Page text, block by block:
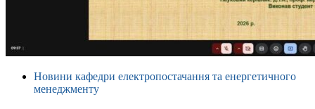
Новини кафедри електропостачання та енергетичного
менеджменту